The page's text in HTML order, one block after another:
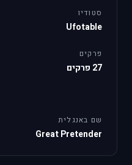
סטודיו
Ufotable
פרקים
27 פרקים
שם באנגלית
Great Pretender